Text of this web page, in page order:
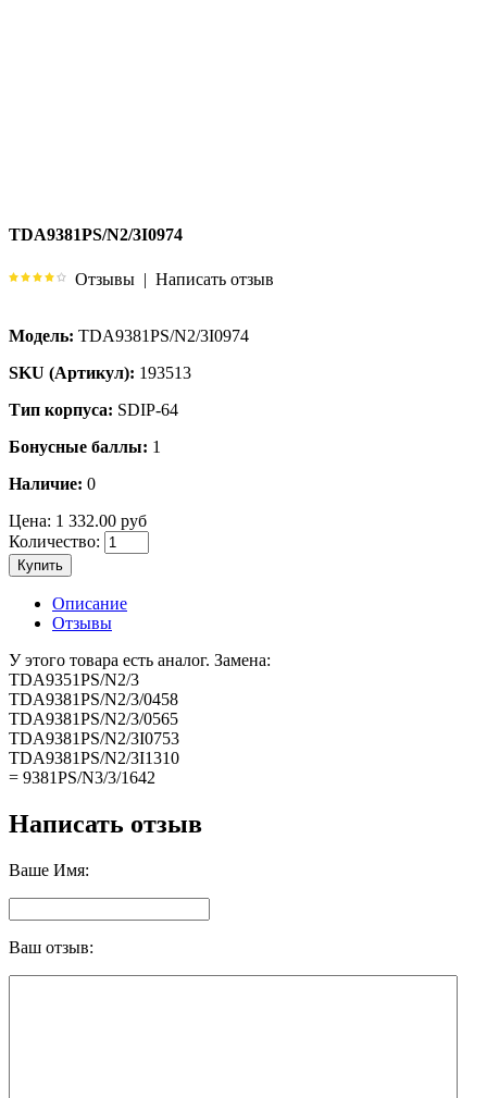
TDA9381PS/N2/3I0974
Отзывы | Написать отзыв
Модель: TDA9381PS/N2/3I0974
SKU (Артикул): 193513
Тип корпуса: SDIP-64
Бонусные баллы: 1
Наличие: 0
Цена: 1 332.00 руб
Количество:
Купить
Описание
Отзывы
У этого товара есть аналог. Замена:
TDA9351PS/N2/3
TDA9381PS/N2/3/0458
TDA9381PS/N2/3/0565
TDA9381PS/N2/3I0753
TDA9381PS/N2/3I1310
= 9381PS/N3/3/1642
Написать отзыв
Ваше Имя:
Ваш отзыв: